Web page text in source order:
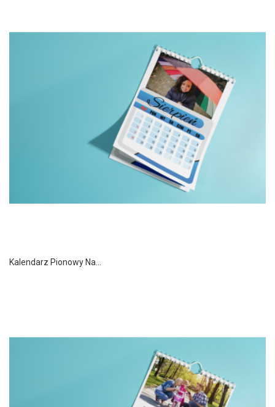
Kalendarz Pionowy Na...